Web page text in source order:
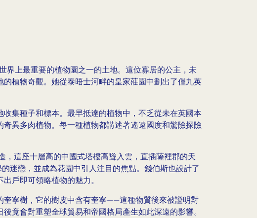
界上最重要的植物園之一的土地。這位寡居的公主，未
植物奇觀。她從泰晤士河畔的皇家莊園中劃出了僅九英
集種子和標本。最早抵達的植物中，不乏從未在英國本
異多肉植物。每一種植物都講述著遙遠國度和驚險探險
，這座十層高的中國式塔樓高聳入雲，直插薩裡郡的天
迷戀，並成為花園中引人注目的焦點。錢伯斯也設計了
戶即可領略植物的魅力。
奎寧樹，它的樹皮中含有奎寧——這種物質後來被證明對
竟會對重塑全球貿易和帝國格局產生如此深遠的影響。